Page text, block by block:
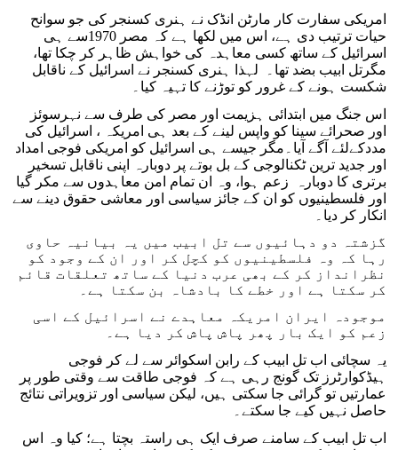
امریکی سفارت کار مارٹن انڈک نے ہنری کسنجر کی جو سوانح
حیات ترتیب دی ہے، اس میں لکھا ہے کہ مصر 1970سے ہی
اسرائیل کے ساتھ کسی معاہدہ کی خواہش ظاہر کر چکا تھا،
مگرتل ابیب بضد تھا۔ لہذا ہنری کسنجر نے اسرائیل کے ناقابل
شکست ہونے کے غرور کو توڑنے کا تہیہ کیا۔
اس جنگ میں ابتدائی ہزیمت اور مصر کی طرف سے نہرسوئز
اور صحرائے سینا کو واپس لینے کے بعد ہی امریکہ ، اسرائیل کی
مددکےلئے آگے آیا۔مگر جیسے ہی اسرائیل کو امریکی فوجی امداد
اور جدید ترین ٹکنالوجی کے بل بوتے پر دوبارہ اپنی ناقابل تسخیر
برتری کا دوبارہ زعم ہوا، وہ ان تمام امن معاہدوں سے مکر گیا
اور فلسطینیوں کو ان کے جائز سیاسی اور معاشی حقوق دینے سے
انکار کر دیا۔
گزشتہ دو دہائیوں سے تل ابیب میں یہ بیانیہ حاوی
رہا کہ وہ فلسطینیوں کو کچل کر اور ان کے وجود کو
نظرانداز کر کے بھی عرب دنیا کے ساتھ تعلقات قائم
کر سکتا ہے اور خطے کا بادشاہ بن سکتا ہے۔
موجودہ ایران امریکہ معاہدے نے اسرائیل کے اسی
زعم کو ایک بار پھر پاش پاش کر دیا ہے۔
یہ سچائی اب تل ابیب کے رابن اسکوائر سے لے کر فوجی
ہیڈکوارٹرز تک گونج رہی ہے کہ فوجی طاقت سے وقتی طور پر
عمارتیں تو گرائی جا سکتی ہیں، لیکن سیاسی اور تزویراتی نتائج
حاصل نہیں کیے جا سکتے۔
اب تل ابیب کے سامنے صرف ایک ہی راستہ بچتا ہے؛ کیا وہ اس